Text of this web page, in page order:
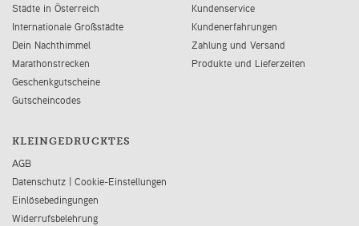
Städte in Österreich
Internationale Großstädte
Dein Nachthimmel
Marathonstrecken
Geschenkgutscheine
Gutscheincodes
Kundenservice
Kundenerfahrungen
Zahlung und Versand
Produkte und Lieferzeiten
KLEINGEDRUCKTES
AGB
Datenschutz | Cookie-Einstellungen
Einlösebedingungen
Widerrufsbelehrung